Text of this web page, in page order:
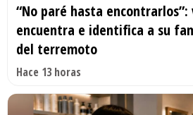
“No paré hasta encontrarlos”:
encuentra e identifica a su
del terremoto
Hace 13 horas